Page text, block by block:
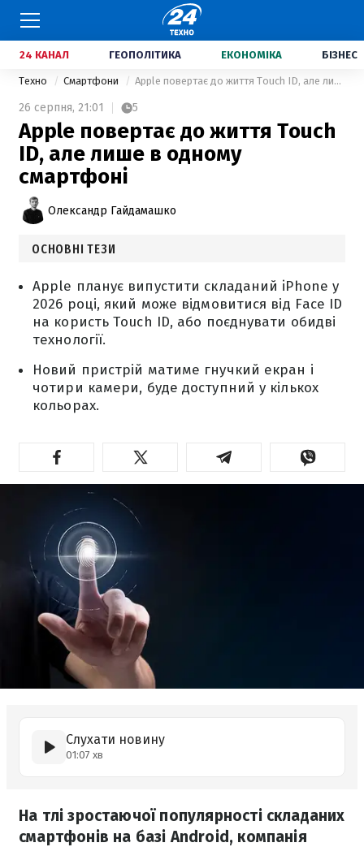
24 КАНАЛ ГЕОПОЛІТИКА ЕКОНОМІКА БІЗНЕС
Техно Смартфони Apple повертає до життя Touch ID, але лише в одному смартфоні
26 серпня, 21:01 5
Apple повертає до життя Touch
ID, але лише в одному
смартфоні
Олександр Гайдамашко
ОСНОВНІ ТЕЗИ
Apple планує випустити складаний iPhone у
2026 році, який може відмовитися від Face ID
на користь Touch ID, або поєднувати обидві
технології.
Новий пристрій матиме гнучкий екран і
чотири камери, буде доступний у кількох
кольорах.
Слухати новину
01:07 хв
На тлі зростаючої популярності складаних
смартфонів на базі Android, компанія